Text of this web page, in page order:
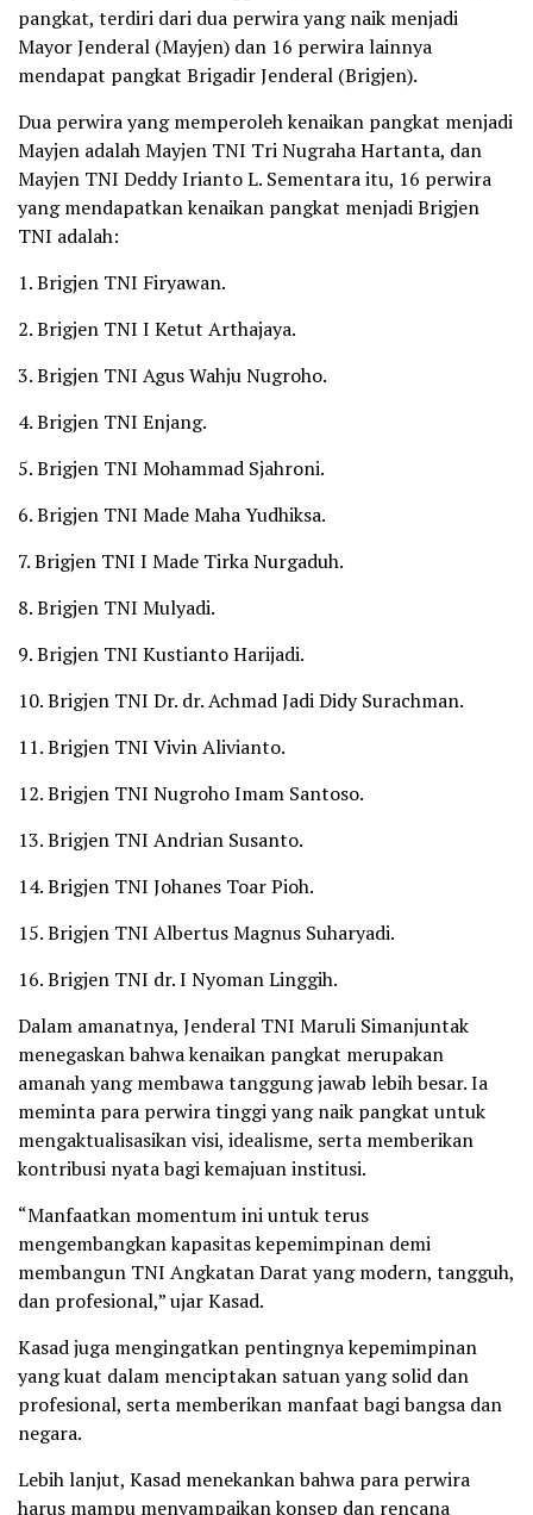
pangkat, terdiri dari dua perwira yang naik menjadi
Mayor Jenderal (Mayjen) dan 16 perwira lainnya
mendapat pangkat Brigadir Jenderal (Brigjen).
Dua perwira yang memperoleh kenaikan pangkat menjadi
Mayjen adalah Mayjen TNI Tri Nugraha Hartanta, dan
Mayjen TNI Deddy Irianto L. Sementara itu, 16 perwira
yang mendapatkan kenaikan pangkat menjadi Brigjen
TNI adalah:
1. Brigjen TNI Firyawan.
2. Brigjen TNI I Ketut Arthajaya.
3. Brigjen TNI Agus Wahju Nugroho.
4. Brigjen TNI Enjang.
5. Brigjen TNI Mohammad Sjahroni.
6. Brigjen TNI Made Maha Yudhiksa.
7. Brigjen TNI I Made Tirka Nurgaduh.
8. Brigjen TNI Mulyadi.
9. Brigjen TNI Kustianto Harijadi.
10. Brigjen TNI Dr. dr. Achmad Jadi Didy Surachman.
11. Brigjen TNI Vivin Alivianto.
12. Brigjen TNI Nugroho Imam Santoso.
13. Brigjen TNI Andrian Susanto.
14. Brigjen TNI Johanes Toar Pioh.
15. Brigjen TNI Albertus Magnus Suharyadi.
16. Brigjen TNI dr. I Nyoman Linggih.
Dalam amanatnya, Jenderal TNI Maruli Simanjuntak
menegaskan bahwa kenaikan pangkat merupakan
amanah yang membawa tanggung jawab lebih besar. Ia
meminta para perwira tinggi yang naik pangkat untuk
mengaktualisasikan visi, idealisme, serta memberikan
kontribusi nyata bagi kemajuan institusi.
“Manfaatkan momentum ini untuk terus
mengembangkan kapasitas kepemimpinan demi
membangun TNI Angkatan Darat yang modern, tangguh,
dan profesional,” ujar Kasad.
Kasad juga mengingatkan pentingnya kepemimpinan
yang kuat dalam menciptakan satuan yang solid dan
profesional, serta memberikan manfaat bagi bangsa dan
negara.
Lebih lanjut, Kasad menekankan bahwa para perwira
harus mampu menyampaikan konsep dan rencana